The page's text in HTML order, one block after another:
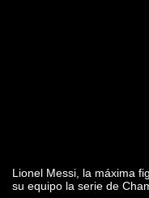
Lionel Messi, la máxima
su equipo la serie de